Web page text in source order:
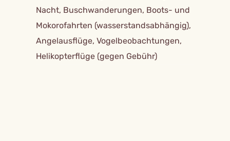
Nacht, Buschwanderungen, Boots- und
Mokorofahrten (wasserstandsabhängig),
Angelausflüge, Vogelbeobachtungen,
Helikopterflüge (gegen Gebühr)